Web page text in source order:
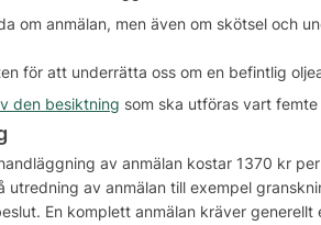
om anmälan, men även om skötsel och
för att underrätta oss om en befintlig
den besiktning som ska utföras vart
av anmälan kostar 1370 kr
utredning av anmälan till exempel
En komplett anmälan kräver